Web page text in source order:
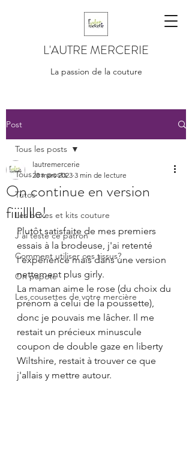
L'AUTRE MERCERIE
La passion de la couture
Post
Tous les posts
Tutos
Les boxes et kits couture
J'ai testé ce patron
Comment utiliser ces tissus?
On papote
Les cousettes de votre mercière
Tous les posts
On continue en version
fiiiilllle!
lautremercerie
28 mars 2023 3 min de lecture
Plutôt satisfaite de mes premiers
essais à la brodeuse, j'ai retenté
l'expérience mais dans une version
nettement plus girly.
La maman aime le rose (du choix du
prénom à celui de la poussette),
donc je pouvais me lâcher. Il me
restait un précieux minuscule
coupon de double gaze en liberty
Wiltshire, restait à trouver ce que
j'allais y mettre autour.